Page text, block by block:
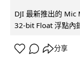
DJI 最新推出的
32-bit Float 浮點內
分享